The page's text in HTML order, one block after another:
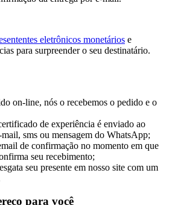
eletrônicos monetários e
para surpreender o seu destinatário.
on-line, nós o recebemos o pedido e o
de experiência é enviado ao
sms ou mensagem do WhatsApp;
de confirmação no momento em que
seu recebimento;
seu presente em nosso site com um
para você